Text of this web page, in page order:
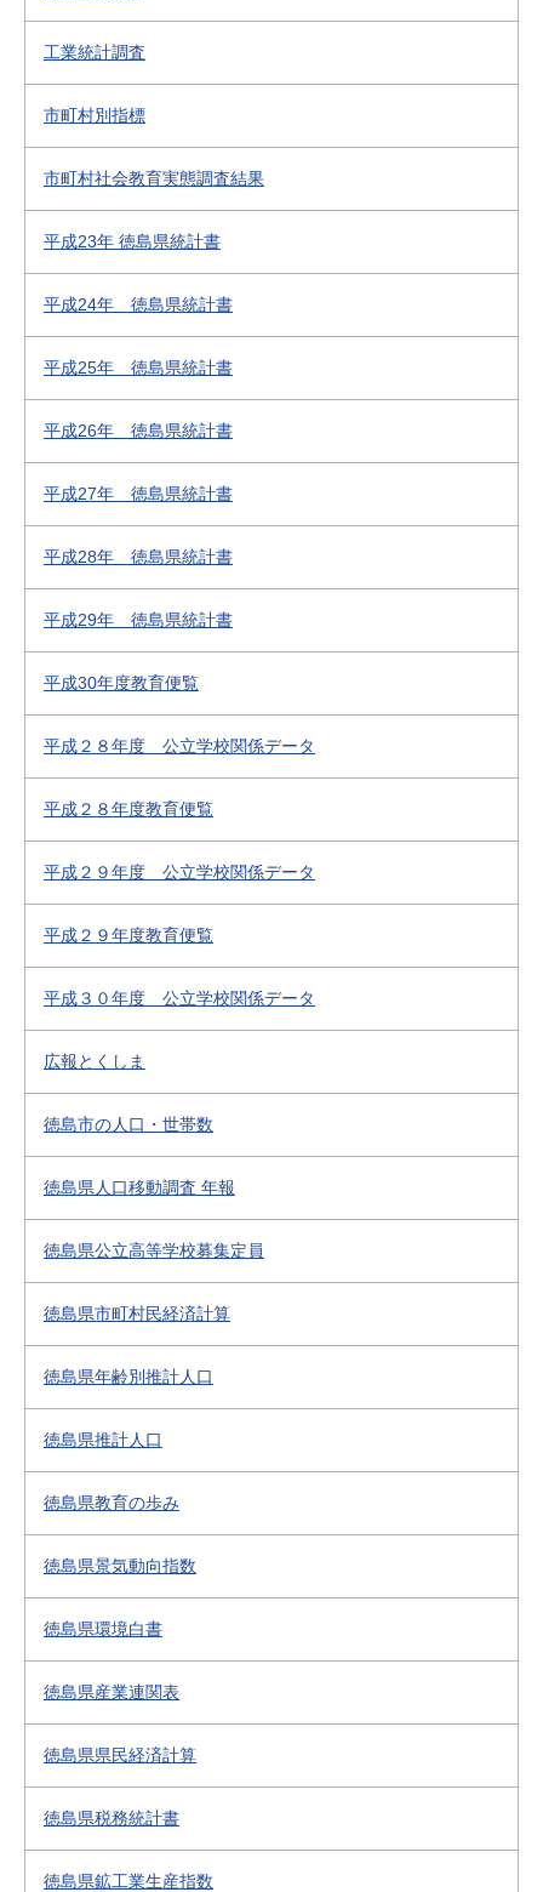
工業統計調査
市町村別指標
市町村社会教育実態調査結果
平成23年 徳島県統計書
平成24年 徳島県統計書
平成25年 徳島県統計書
平成26年 徳島県統計書
平成27年 徳島県統計書
平成28年 徳島県統計書
平成29年 徳島県統計書
平成30年度教育便覧
平成２８年度 公立学校関係データ
平成２８年度教育便覧
平成２９年度 公立学校関係データ
平成２９年度教育便覧
平成３０年度 公立学校関係データ
広報とくしま
徳島市の人口・世帯数
徳島県人口移動調査 年報
徳島県公立高等学校募集定員
徳島県市町村民経済計算
徳島県年齢別推計人口
徳島県推計人口
徳島県教育の歩み
徳島県景気動向指数
徳島県環境白書
徳島県産業連関表
徳島県県民経済計算
徳島県税務統計書
徳島県鉱工業生産指数